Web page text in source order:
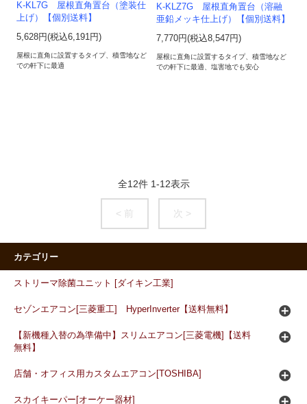
K-KL7G 屋根直角置台（塗装仕
上げ）【個別送料】
5,628円(税込6,191円)
屋根に直角に設置するタイプ、積雪地など
での軒下に最適
K-KLZ7G 屋根直角置台（溶融
亜鉛メッキ仕上げ）【個別送料】
7,770円(税込8,547円)
屋根に直角に設置するタイプ、積雪地など
での軒下に最適、塩害地でも安心
全12件 1-12表示
< 前 次 >
カテゴリー
ストリーマ除菌ユニット [ダイキン工業]
セゾンエアコン[三菱重工] HyperInverter【送料無料】
【新機種入替の為準備中】スリムエアコン[三菱電機]【送料
無料】
店舗・オフィス用カスタムエアコン[TOSHIBA]
スカイキーパー[オーケー器材]